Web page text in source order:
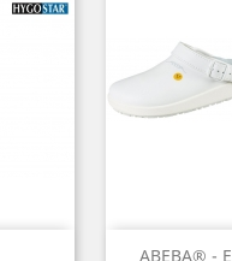
ABEBA® -